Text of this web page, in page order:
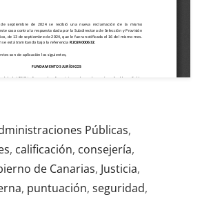
Públicas,
, calificación, consejería,
de Canarias, Justicia,
, puntuación, seguridad,